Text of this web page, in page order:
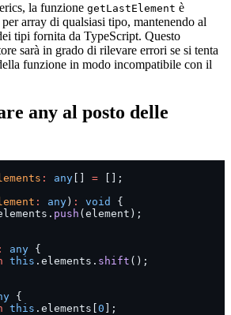
la funzione getLastElement è
array di qualsiasi tipo, mantenendo al
tipi fornita da TypeScript. Questo
sarà in grado di rilevare errori se si tenta
funzione in modo incompatibile con il
any al posto delle
: any = [];
: any ) : void
{
push (element);
: any {
this .elements. shift ();
{
this .elements[ 0 ];